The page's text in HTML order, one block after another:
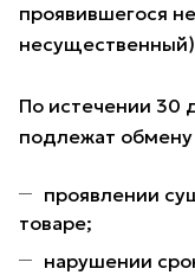
проявившегося
По истечении 30
подлежат обмену
проявлении
товаре;
нарушении